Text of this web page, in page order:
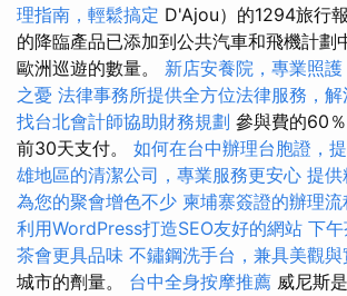
理指南，輕鬆搞定 D'Ajou）的1294旅行
的降臨產品已添加到公共汽車和飛機計劃
歐洲巡遊的數量。 新店安養院，專業照
之憂 法律事務所提供全方位法律服務，
找台北會計師協助財務規劃 參與費的60
前30天支付。 如何在台中辦理台胞證，
雄地區的清潔公司，專業服務更安心 提供
為您的聚會增色不少 柬埔寨簽證的辦理流
利用WordPress打造SEO友好的網站 下
茶會更具品味 不鏽鋼洗手台，兼具美觀與
城市的劑量。 台中全身按摩推薦 威尼斯